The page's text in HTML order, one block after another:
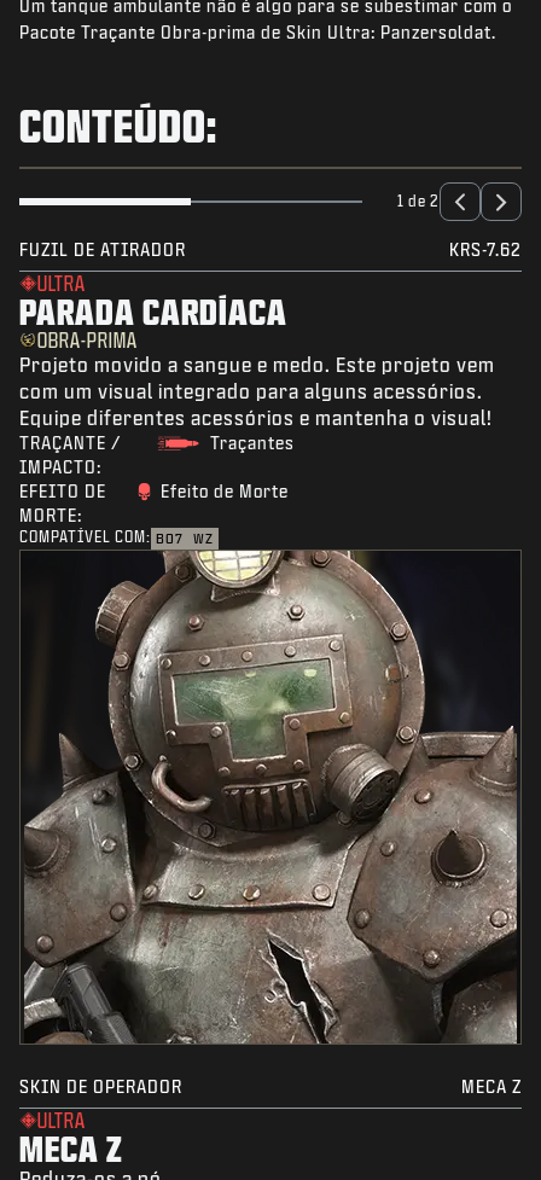
NOTÍCIAS
ENTRAR|INSCREVER-SE
Um tanque ambulante não é algo para se subestimar com o
Pacote Traçante Obra-prima de Skin Ultra: Panzersoldat.
CONTEÚDO:
1 de 2
FUZIL DE ATIRADOR KRS-7.62
ULTRA
PARADA CARDÍACA
OBRA-PRIMA
Projeto movido a sangue e medo. Este projeto vem
com um visual integrado para alguns acessórios.
Equipe diferentes acessórios e mantenha o visual!
TRAÇANTE /
IMPACTO:
Traçantes
EFEITO DE
MORTE:
Efeito de Morte
COMPATÍVEL COM: BO7 WZ
SKIN DE OPERADOR MECA Z
ULTRA
MECA Z